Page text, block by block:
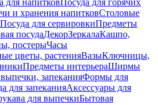
для напитковПосуда для горячих
и хранения напитковСтоловые
Посуда для сервировкиПредметы
посудаДекорЗеркалаКашпо,
постерыЧасы
цветы, растенияВазыКлючницы,
Предметы интерьераШирмы
запеканияФормы для
для запеканияАксессуары для
для выпечкиБытовая